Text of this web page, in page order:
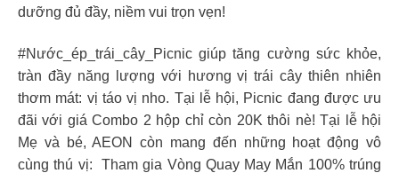
dưỡng đủ đầy, niềm vui trọn vẹn!
#Nước_ép_trái_cây_Picnic giúp tăng cường sức khỏe,
tràn đầy năng lượng với hương vị trái cây thiên nhiên
thơm mát: vị táo vị nho. Tại lễ hội, Picnic đang được ưu
đãi với giá Combo 2 hộp chỉ còn 20K thôi nè! Tại lễ hội
Mẹ và bé, AEON còn mang đến những hoạt động vô
cùng thú vị: ️ Tham gia Vòng Quay May Mắn 100% trúng